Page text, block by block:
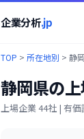
企業分析.jp
TOP > 所在地別 > 静
静岡県の
上場企業44社 | 有価